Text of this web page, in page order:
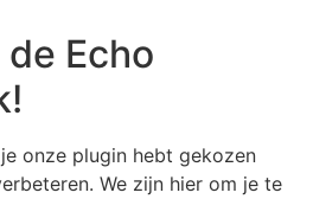
Echo
onze plugin hebt gekozen
We zijn hier om je te